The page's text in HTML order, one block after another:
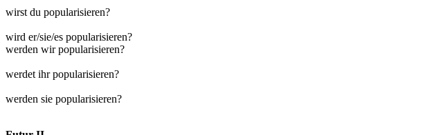
wirst du popularisieren?
wird er/sie/es popularisieren?
werden wir popularisieren?
werdet ihr popularisieren?
werden sie popularisieren?